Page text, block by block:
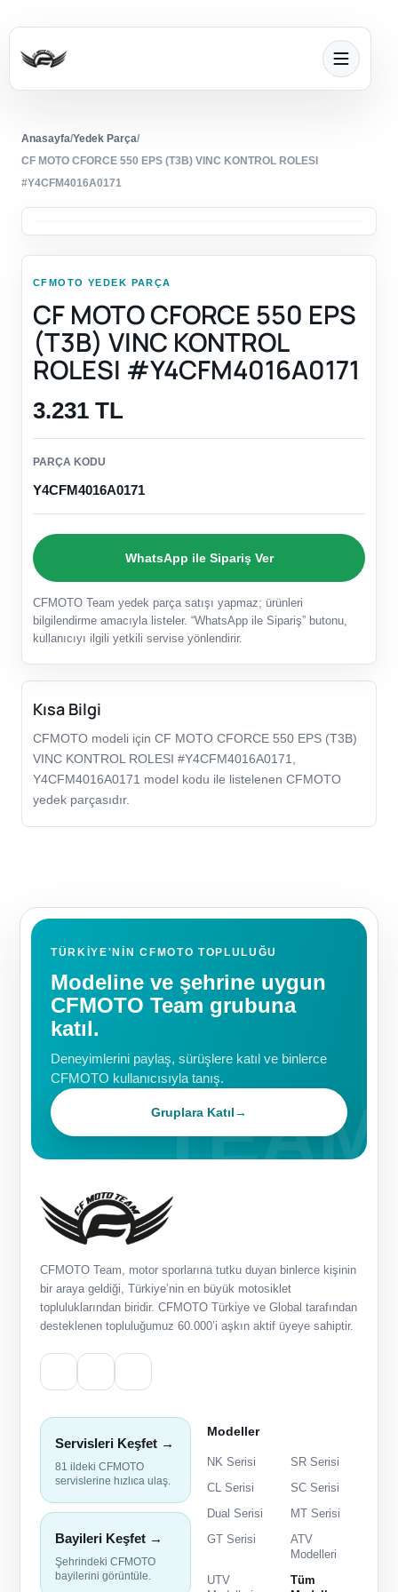
Anasayfa/Yedek Parça/
CF MOTO CFORCE 550 EPS (T3B) VINC KONTROL ROLESI
#Y4CFM4016A0171
CFMOTO YEDEK PARÇA
CF MOTO CFORCE 550 EPS
(T3B) VINC KONTROL
ROLESI #Y4CFM4016A0171
3.231 TL
PARÇA KODU
Y4CFM4016A0171
WhatsApp ile Sipariş Ver
CFMOTO Team yedek parça satışı yapmaz; ürünleri
bilgilendirme amacıyla listeler. “WhatsApp ile Sipariş” butonu,
kullanıcıyı ilgili yetkili servise yönlendirir.
Kısa Bilgi
CFMOTO modeli için CF MOTO CFORCE 550 EPS (T3B)
VINC KONTROL ROLESI #Y4CFM4016A0171,
Y4CFM4016A0171 model kodu ile listelenen CFMOTO
yedek parçasıdır.
TÜRKIYE'NIN CFMOTO TOPLULUĞU
Modeline ve şehrine uygun
CFMOTO Team grubuna
katıl.
Deneyimlerini paylaş, sürüşlere katıl ve binlerce
CFMOTO kullanıcısıyla tanış.
Gruplara Katıl→
CFMOTO Team, motor sporlarına tutku duyan binlerce kişinin
bir araya geldiği, Türkiye’nin en büyük motosiklet
topluluklarından biridir. CFMOTO Türkiye ve Global tarafından
desteklenen topluluğumuz 60.000’i aşkın aktif üyeye sahiptir.
Servisleri Keşfet →
81 ildeki CFMOTO
servislerine hızlıca ulaş.
Bayileri Keşfet →
Şehrindeki CFMOTO
bayilerini görüntüle.
Modeller
NK Serisi
SR Serisi
CL Serisi
SC Serisi
Dual Serisi
MT Serisi
GT Serisi
ATV
Modelleri
UTV
Tüm